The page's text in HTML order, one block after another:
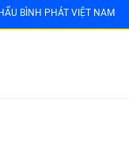
BÌNH PHÁT VIỆT NAM